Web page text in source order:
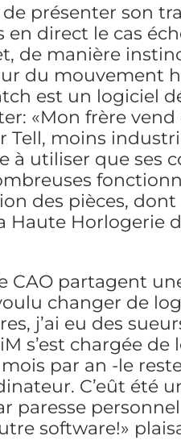
présenter son
direct le cas
de manière
du mouvement
est un logiciel
«Mon frère
Tell, moins
à utiliser que ses
des pièces,
Haute Horlogerie
CAO partagent
changer de
j’ai eu des
s’est chargée de
par an -le
C’eût été
paresse
software!»